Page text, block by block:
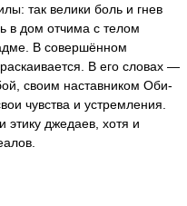
так велики боль и гнев
в дом отчима с телом
В совершённом
В его словах —
своим наставником Оби-
чувства и устремления.
джедаев, хотя и